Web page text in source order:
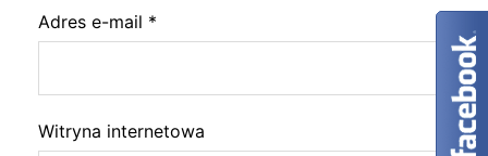
Adres e-mail *
Witryna internetowa